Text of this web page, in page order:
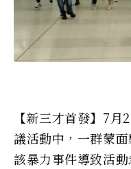
【新三才首發】7
議活動中，一群蒙
該暴力事件導致活